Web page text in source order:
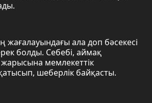
жағалауындағы ала доп бәсекесі
болды. Себебі, аймақ
мемлекеттік
шеберлік байқасты.